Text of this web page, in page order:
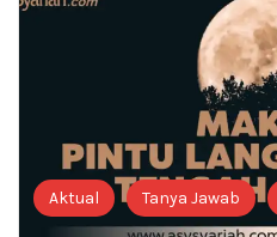
Aktual Tanya Jawab